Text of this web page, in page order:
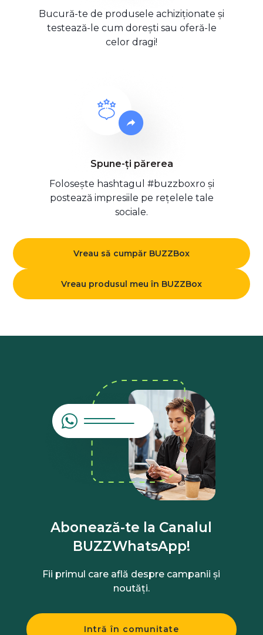
Bucură-te de produsele achiziționate și
testează-le cum dorești sau oferă-le
celor dragi!
Spune-ți părerea
Folosește hashtagul #buzzboxro și
postează impresiile pe rețelele tale
sociale.
Vreau să cumpăr BUZZBox
Vreau produsul meu în BUZZBox
Abonează-te la Canalul
BUZZWhatsApp!
Fii primul care află despre campanii și
noutăți.
Intră în comunitate